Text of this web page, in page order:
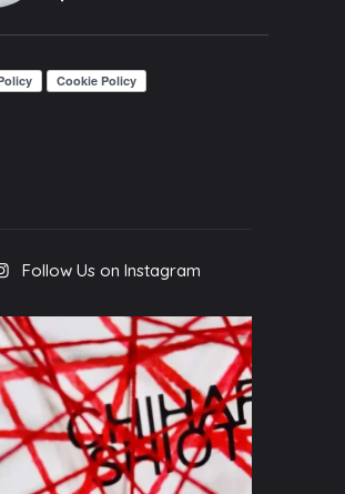
Follow Us on Instagram